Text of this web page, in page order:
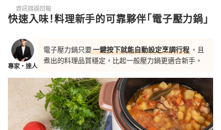
使用電子壓力鍋的注意點
一併參考其他便利鍋具
資訊錯誤回報
快速入味！料理新手的可靠夥伴「電子壓力鍋」
專家・達人
電子壓力鍋只要一鍵按下就能自動設定烹調行程 ，且
煮出的料理品質穩定，比起一般壓力鍋更適合新手。